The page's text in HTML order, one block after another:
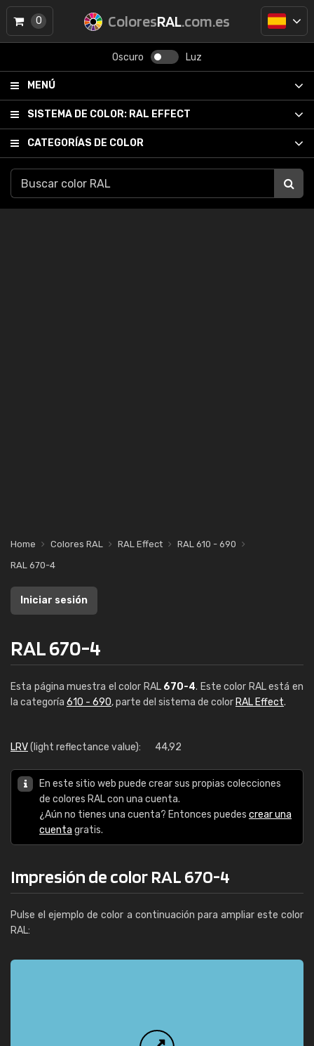
ColoresRAL.com.es
Oscuro Luz
MENÚ
SISTEMA DE COLOR: RAL EFFECT
CATEGORÍAS DE COLOR
0
Home Colores RAL RAL Effect
RAL 610 - 690
RAL 670-4
Iniciar sesión
RAL 670-4
Esta página muestra el color RAL 670-4. Este color RAL está en
la categoría 610 - 690, parte del sistema de color RAL Effect.
LRV(light reflectance value): 44,92
En este sitio web puede crear sus propias colecciones
de colores RAL con una cuenta.
¿Aún no tienes una cuenta? Entonces puedes crear una
cuenta gratis.
Impresión de color RAL 670-4
Pulse el ejemplo de color a continuación para ampliar este color
RAL: